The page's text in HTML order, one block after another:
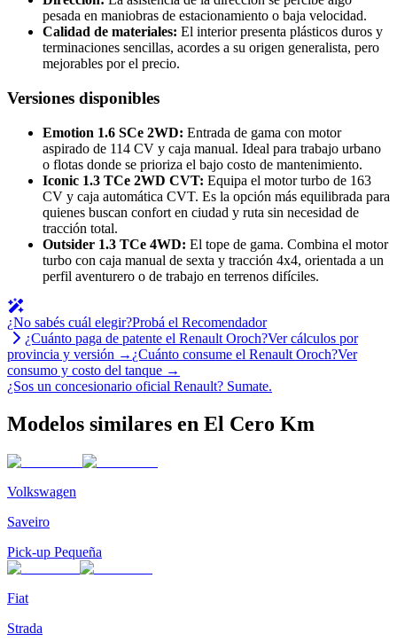
pesada en maniobras de estacionamiento o baja velocidad.
Calidad de materiales: El interior presenta plásticos duros y
terminaciones sencillas, acordes a su origen generalista, pero
mejorables por el precio.
Versiones disponibles
Emotion 1.6 SCe 2WD: Entrada de gama con motor
aspirado de 114 CV y caja manual. Ideal para trabajo urbano
o flotas donde se prioriza el bajo costo de mantenimiento.
Iconic 1.3 TCe 2WD CVT: Equipa el motor turbo de 163
CV y caja automática CVT. Es la opción más equilibrada para
quienes buscan confort en ciudad y ruta sin necesidad de
tracción total.
Outsider 1.3 TCe 4WD: El tope de gama. Combina el motor
turbo con caja manual de sexta y tracción 4x4, orientada a un
perfil aventurero o de trabajo en terrenos difíciles.
¿No sabés cuál elegir?Probá el Recomendador
¿Cuánto paga de patente el Renault Oroch?Ver cálculos por
provincia y versión → ¿Cuánto consume el Renault Oroch?Ver
consumo y costo del tanque →
¿Sos un concesionario oficial Renault? Sumate.
Modelos similares en El Cero Km
Volkswagen
Saveiro
Pick-up Pequeña
Fiat
Strada